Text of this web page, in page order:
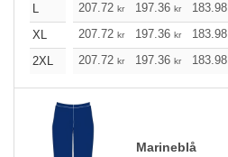
L
207.72 kr 197.36 kr 183.98
XL
207.72 kr 197.36 kr 183.98
2XL
207.72 kr 197.36 kr 183.98
Marineblå